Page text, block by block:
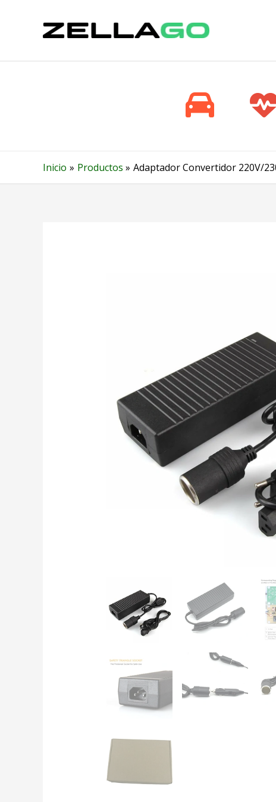
contenido
Inicio Productos Adaptador Convertidor 220V/